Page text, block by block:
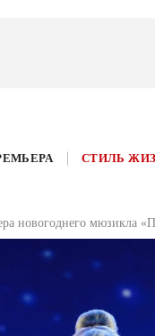
СТИЛЬ
новогоднего мюзикла